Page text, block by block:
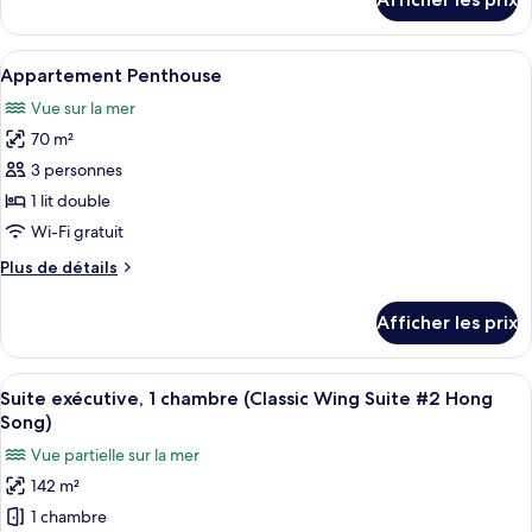
de
chambre :
Chambre
Chambre
Afficher
toutes
les
photos
pour
ce
type
chambre :
Une chambre d’hôtel moderne avec
5
Appartement Penthouse
Vue sur la mer
70 m²
3 personnes
1 lit double
Wi-Fi gratuit
Plus de détails
Plus
Appartement
Penthouse
Afficher les prix
Afficher
toutes
photos
pour
ce
Une chambre d’hôtel avec un
13
Suite exécutive, 1 chambre (Classic Wing Suite #2 Hong
Song)
Vue partielle sur la mer
142 m²
1 chambre